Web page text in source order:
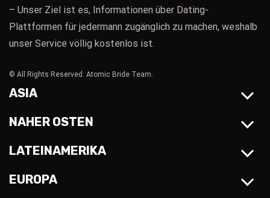
– Unser Ziel ist es, Informationen über Dating-
Plattformen für jedermann zugänglich zu machen, weshalb
unser Service völlig kostenlos ist.
© All Rights Reserved. Atomic Bride Team.
ASIA
NAHER OSTEN
LATEINAMERIKA
EUROPA